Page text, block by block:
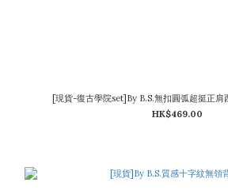
[現貨-復古學院set]By B.S.無扣圓弧超挺正
HK$469.00